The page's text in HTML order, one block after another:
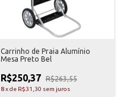
Carrinho de Praia Alumínio
Mesa Preto Bel
R$250,37 R$263,55
8 xde R$31,30 sem juros